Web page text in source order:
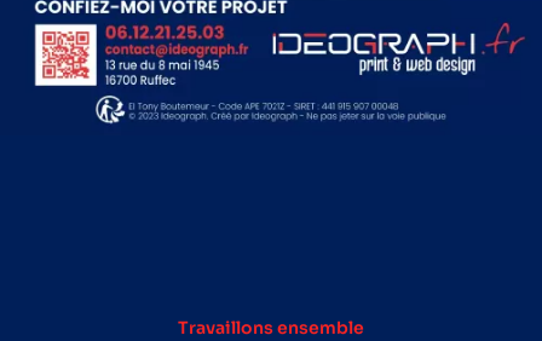
Travaillons ensemble